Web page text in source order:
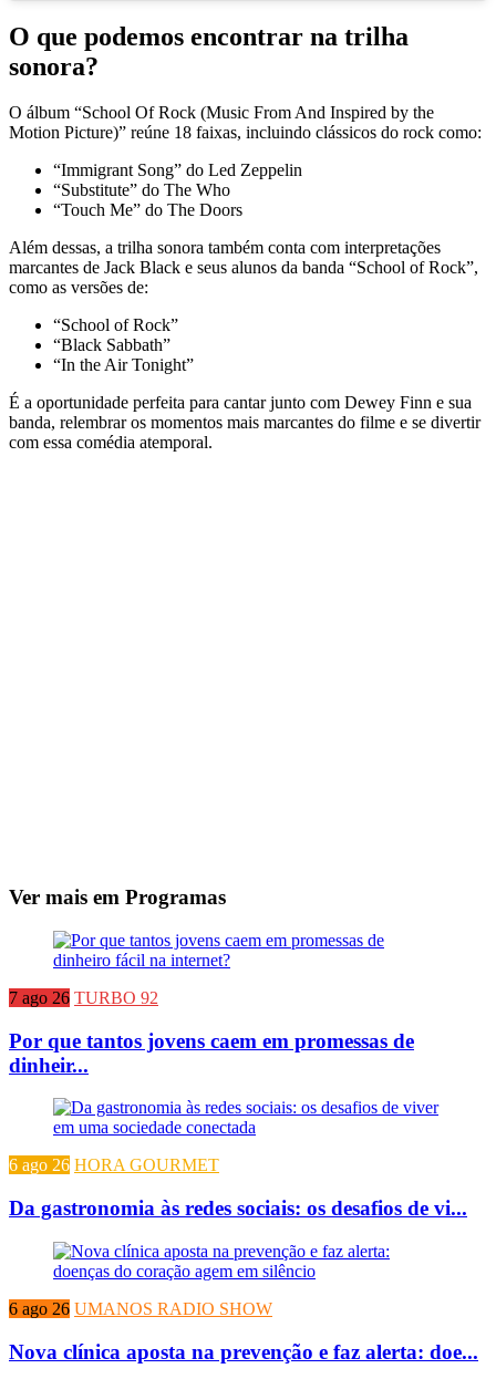
O que podemos encontrar na trilha
sonora?
O álbum “School Of Rock (Music From And Inspired by the
Motion Picture)” reúne 18 faixas, incluindo clássicos do rock como:
“Immigrant Song” do Led Zeppelin
“Substitute” do The Who
“Touch Me” do The Doors
Além dessas, a trilha sonora também conta com interpretações
marcantes de Jack Black e seus alunos da banda “School of Rock”,
como as versões de:
“School of Rock”
“Black Sabbath”
“In the Air Tonight”
É a oportunidade perfeita para cantar junto com Dewey Finn e sua
banda, relembrar os momentos mais marcantes do filme e se divertir
com essa comédia atemporal.
Ver mais em Programas
7 ago 26 TURBO 92
Por que tantos jovens caem em promessas de
dinheir...
6 ago 26 HORA GOURMET
Da gastronomia às redes sociais: os desafios de vi...
6 ago 26 UMANOS RADIO SHOW
Nova clínica aposta na prevenção e faz alerta: doe...